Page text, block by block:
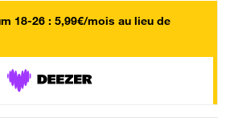
18-26 : 5,99€/mois au lieu de